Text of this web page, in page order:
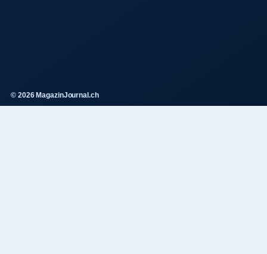
© 2026 MagazinJournal.ch